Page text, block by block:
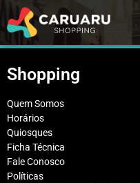
Shopping
Quem Somos
Horários
Quiosques
Ficha Técnica
Fale Conosco
Políticas